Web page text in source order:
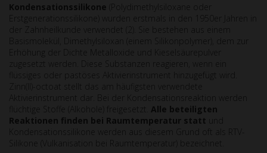
Kondensationssilikone (Polydimethylsiloxane oder
Erstgenerationssilikone) wurden erstmals in den 1950er Jahren in
der Zahnheilkunde verwendet (2). Sie bestehen aus einem
Basismolekül, Dimethylsiloxan (einem Silikonpolymer), dem zur
Erhöhung der Dichte Metalloxide und Kieselsäurepulver
zugesetzt werden. Diese Substanzen reagieren, wenn ein
flüssiges oder pastöses Aktivierinstrument hinzugefügt wird.
Zinn(II)-octoat stellt das am häufigsten verwendete
Aktivierinstrument dar. Bei der Kondensationsreaktion werden
flüchtige Stoffe (Alkohole) freigesetzt. Alle beteiligten
Reaktionen finden bei Raumtemperatur statt
Kondensationssilikone werden aus diesem Grund oft als RTV-
Silikone (Vulkanisation bei Raumtemperatur) bezeichnet.